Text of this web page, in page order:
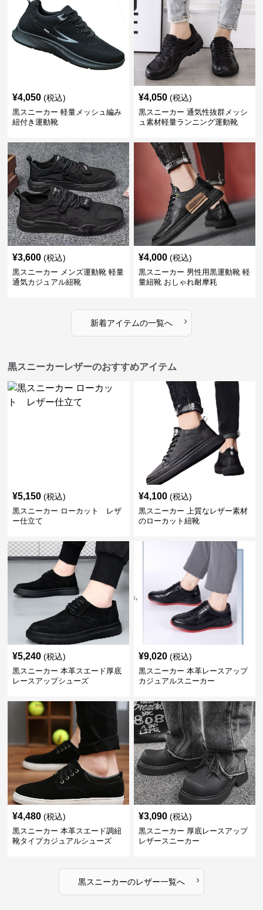
¥4,050 (税込)
黒スニーカー 軽量メッシュ編み
紐付き運動靴
¥4,050 (税込)
黒スニーカー 通気性抜群メッシ
ュ素材軽量ランニング運動靴
¥3,600 (税込)
黒スニーカー メンズ運動靴 軽量
通気カジュアル紐靴
¥4,000 (税込)
黒スニーカー 男性用黒運動靴 軽
量紐靴 おしゃれ耐摩耗
新着アイテムの一覧へ ›
黒スニーカーレザーのおすすめアイテム
¥5,150 (税込)
黒スニーカー ローカット レザ
ー仕立て
¥4,100 (税込)
黒スニーカー 上質なレザー素材
のローカット紐靴
¥5,240 (税込)
黒スニーカー 本革スエード厚底
レースアップシューズ
¥9,020 (税込)
黒スニーカー 本革レースアップ
カジュアルスニーカー
¥4,480 (税込)
黒スニーカー 本革スエード調紐
靴タイプカジュアルシューズ
¥3,090 (税込)
黒スニーカー 厚底レースアップ
レザースニーカー
黒スニーカーのレザー一覧へ ›